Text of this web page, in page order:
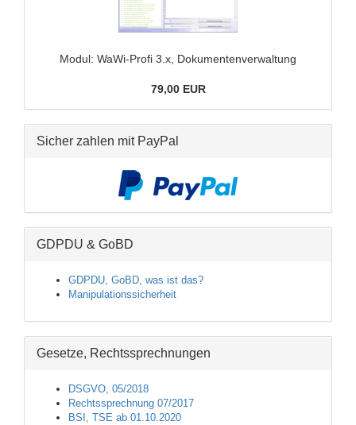
Modul: WaWi-​Profi 3.x, Do­ku­men­ten­ver­wal­tung
79,00 EUR
Sicher zahlen mit PayPal
GDPDU & GoBD
GDPDU, GoBD, was ist das?
Manipulationssicherheit
Gesetze, Rechtssprechnungen
DSGVO, 05/2018
Rechtssprechnung 07/2017
BSI, TSE ab 01.10.2020